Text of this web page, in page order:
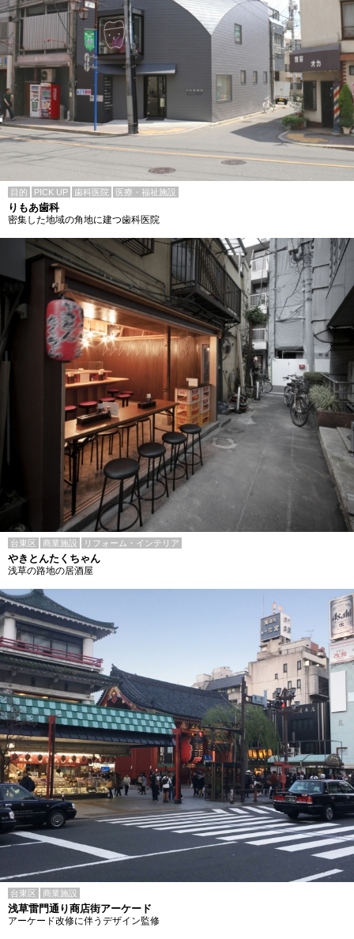
目的 PICK UP 歯科医院 医療・福祉施設
りもあ歯科
密集した地域の角地に建つ歯科医院
台東区 商業施設 リフォーム・インテリア
やきとんたくちゃん
浅草の路地の居酒屋
台東区 商業施設
浅草雷門通り商店街アーケード
アーケード改修に伴うデザイン監修